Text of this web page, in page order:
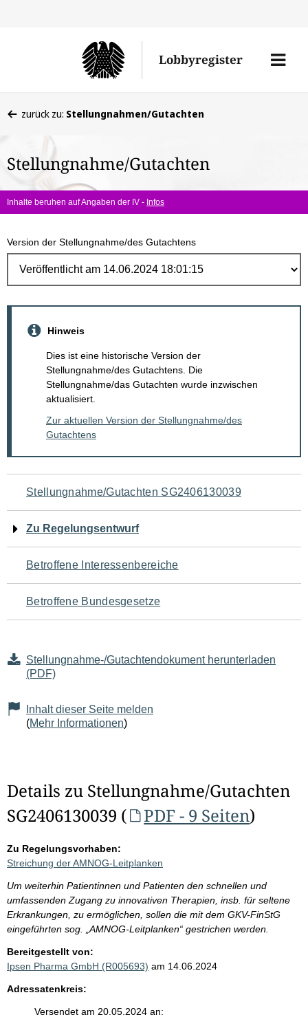
Lobbyregister
Menü
befinden
hier:
zurück zu: Stellungnahmen/Gutachten
Stellungnahme/Gutachten
Inhalte beruhen auf Angaben der IV - Infos
Version der Stellungnahme/des Gutachtens
Hinweis
Dies ist eine historische Version der
Stellungnahme/des Gutachtens. Die
Stellungnahme/das Gutachten wurde inzwischen
aktualisiert.
Zur aktuellen Version der Stellungnahme/des
Gutachtens
Navigation
für
den
Seiteninhalt
Stellungnahme/Gutachten SG2406130039
Zu Regelungsentwurf
Betroffene Interessenbereiche
Betroffene Bundesgesetze
Stellungnahme-/Gutachtendokument herunterladen
(PDF)
Inhalt dieser Seite melden
(Mehr Informationen)
Details zu Stellungnahme/Gutachten
SG2406130039 (
PDF - 9 Seiten)
Zu Regelungsvorhaben:
Streichung der AMNOG-Leitplanken
Um weiterhin Patientinnen und Patienten den schnellen und
umfassenden Zugang zu innovativen Therapien, insb. für seltene
Erkrankungen, zu ermöglichen, sollen die mit dem GKV-FinStG
eingeführten sog. „AMNOG-Leitplanken“ gestrichen werden.
Bereitgestellt von:
Ipsen Pharma GmbH (R005693) am 14.06.2024
Adressatenkreis:
Versendet am 20.05.2024 an: